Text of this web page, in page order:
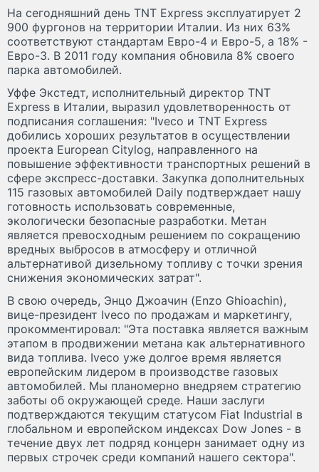
На сегодняшний день TNT Express эксплуатирует 2
900 фургонов на территории Италии. Из них 63%
соответствуют стандартам Евро-4 и Евро-5, а 18% -
Евро-3. В 2011 году компания обновила 8% своего
парка автомобилей.
Уффе Экстедт, исполнительный директор TNT
Express в Италии, выразил удовлетворенность от
подписания соглашения: "Iveco и TNT Express
добились хороших результатов в осуществлении
проекта European Citylog, направленного на
повышение эффективности транспортных решений в
сфере экспресс-доставки. Закупка дополнительных
115 газовых автомобилей Daily подтверждает нашу
готовность использовать современные,
экологически безопасные разработки. Метан
является превосходным решением по сокращению
вредных выбросов в атмосферу и отличной
альтернативой дизельному топливу с точки зрения
снижения экономических затрат".
В свою очередь, Энцо Джоачин (Enzo Ghioachin),
вице-президент Iveco по продажам и маркетингу,
прокомментировал: "Эта поставка является важным
этапом в продвижении метана как альтернативного
вида топлива. Iveco уже долгое время является
европейским лидером в производстве газовых
автомобилей. Мы планомерно внедряем стратегию
заботы об окружающей среде. Наши заслуги
подтверждаются текущим статусом Fiat Industrial в
глобальном и европейском индексах Dow Jones - в
течение двух лет подряд концерн занимает одну из
первых строчек среди компаний нашего сектора".